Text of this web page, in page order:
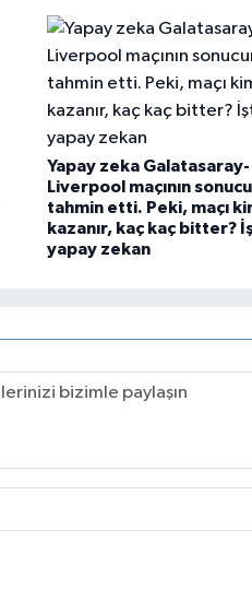
Yapay zeka Galatasaray-
Liverpool maçının
tahmin etti. Peki, maçı
kazanır, kaç kaç bitter?
yapay zekan